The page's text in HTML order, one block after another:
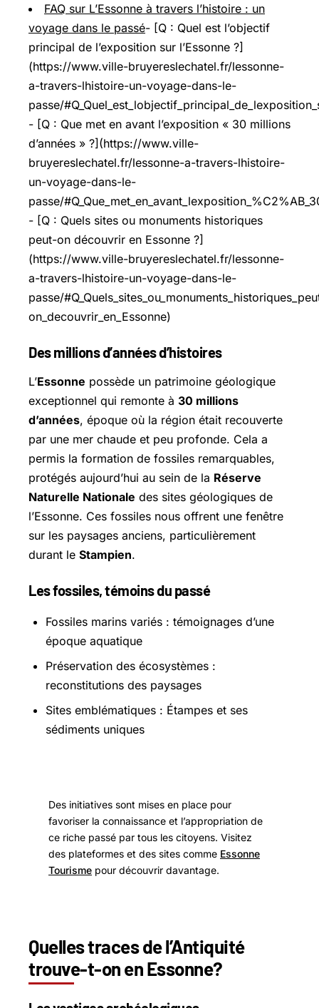
FAQ sur L’Essonne à travers l’histoire : un
voyage dans le passé- [Q : Quel est l’objectif
principal de l’exposition sur l’Essonne ?]
(https://www.ville-bruyereslechatel.fr/lessonne-
a-travers-lhistoire-un-voyage-dans-le-
passe/
- [Q : Que met en avant l’exposition « 30 millions
d’années » ?](https://www.ville-
bruyereslechatel.fr/lessonne-a-travers-lhistoire-
un-voyage-dans-le-
passe/
- [Q : Quels sites ou monuments historiques
peut-on découvrir en Essonne ?]
(https://www.ville-bruyereslechatel.fr/lessonne-
a-travers-lhistoire-un-voyage-dans-le-
passe/
on_decouvrir_en_Essonne)
Des millions d’années d’histoires
L’Essonne possède un patrimoine géologique
exceptionnel qui remonte à 30 millions
d’années, époque où la région était recouverte
par une mer chaude et peu profonde. Cela a
permis la formation de fossiles remarquables,
protégés aujourd’hui au sein de la Réserve
Naturelle Nationale des sites géologiques de
l’Essonne. Ces fossiles nous offrent une fenêtre
sur les paysages anciens, particulièrement
durant le Stampien.
Les fossiles, témoins du passé
Fossiles marins variés : témoignages d’une
époque aquatique
Préservation des écosystèmes :
reconstitutions des paysages
Sites emblématiques : Étampes et ses
sédiments uniques
Des initiatives sont mises en place pour
favoriser la connaissance et l’appropriation de
ce riche passé par tous les citoyens. Visitez
des plateformes et des sites comme Essonne
Tourisme pour découvrir davantage.
Quelles traces de l’Antiquité
trouve-t-on en Essonne?